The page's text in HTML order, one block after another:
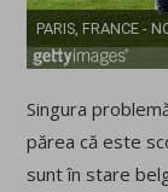
Singura
părea că este
sunt în stare